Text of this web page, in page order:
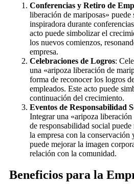
Conferencias y Retiro de
liberación de mariposas» puede
inspiradora durante
acto puede simbolizar el
los nuevos comienzos,
empresa.
Celebraciones de Logros:
una «aripoza liberación de
forma de reconocer los logros
empleados. Este acto puede
continuación del crecimiento.
Eventos de Responsabilidad
Integrar una «aripoza liberación
de responsabilidad social
la empresa con la
puede mejorar la imagen
relación con la comunidad.
Beneficios para la